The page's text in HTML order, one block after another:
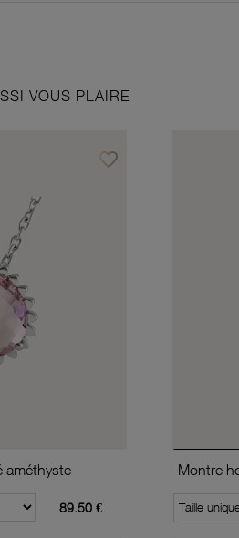
VOUS PLAIRE
favorite_borderAjouter à vos favoris
améthyste
89.50 € Taille